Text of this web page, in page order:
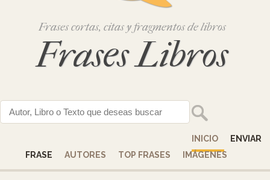
Frases cortas, citas y fragmentos de libros
Frases Libros
INICIO
ENVIAR
FRASE
AUTORES TOP FRASES IMÁGENES